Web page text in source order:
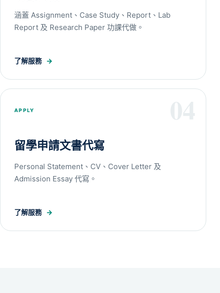
涵蓋 Assignment、Case Study、Report、Lab
Report 及 Research Paper 功課代做。
了解服務 →
APPLY
留學申請文書代寫
Personal Statement、CV、Cover Letter 及
Admission Essay 代寫。
了解服務 →